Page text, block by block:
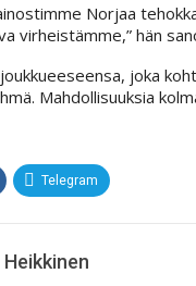
Norjaa
virheistämme,” hän
joka
Mahdollisuuksia
Telegram